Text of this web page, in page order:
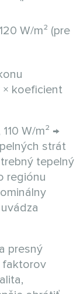
W/m² (pre
koeficient
W/m² →
strát
tepelný
regiónu
presný
faktorov